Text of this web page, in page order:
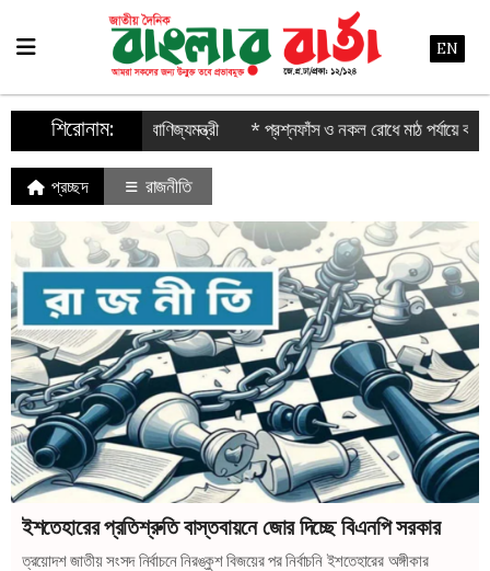
EN
শিরোনাম: * প্রশ্নফাঁস ও নকল রোধে মাঠ পর্যায়ে কঠোর তদারকি করা হবে :
প্রচ্ছদ রাজনীতি
ইশতেহারের প্রতিশ্রুতি বাস্তবায়নে জোর দিচ্ছে বিএনপি সরকার
ত্রয়োদশ জাতীয় সংসদ নির্বাচনে নিরঙ্কুশ বিজয়ের পর নির্বাচনি ইশতেহারের অঙ্গীকার